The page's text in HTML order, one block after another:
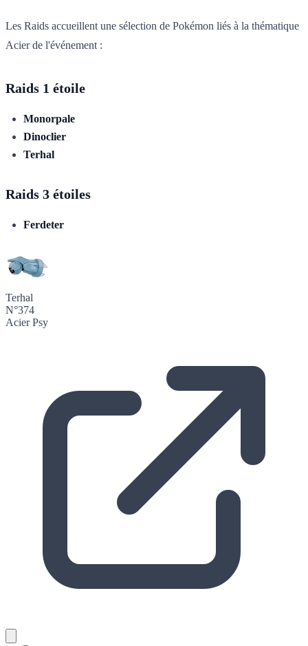
Les Raids accueillent une sélection de Pokémon liés à la thématique
Acier de l'événement :
Raids 1 étoile
Monorpale
Dinoclier
Terhal
Raids 3 étoiles
Ferdeter
Terhal
N°374
AcierPsy